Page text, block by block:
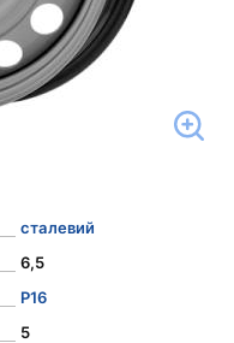
сталевий
6,5
Р16
5